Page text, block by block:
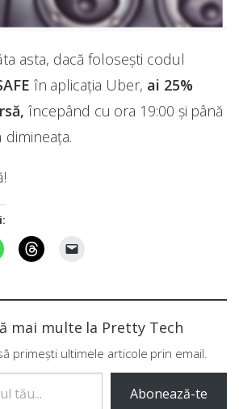
asta, dacă folosești codul
în aplicația Uber, ai 25%
începând cu ora 19:00 și până
dimineața.
mai multe la Pretty Tech
primești ultimele articole prin email.
Abonează-te